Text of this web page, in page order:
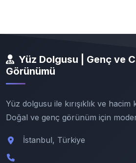
Yüz Dolgusu | Genç ve
Görünümü
Yüz dolgusu ile kırışıklık ve hacim
Doğal ve genç görünüm için
İstanbul, Türkiye